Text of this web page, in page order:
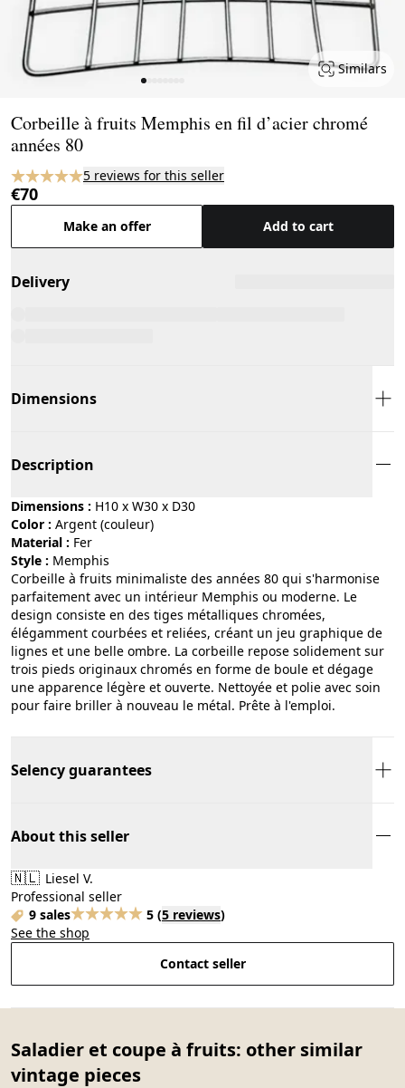
Similars
Corbeille à fruits Memphis en fil d’acier chromé
années 80
5 reviews for this seller
€70
Make an offer Add to cart
Delivery
Dimensions
Description
Dimensions : H10 x W30 x D30
Color :
argent (couleur)
Material :
fer
Style :
memphis
Corbeille à fruits minimaliste des années 80 qui s'harmonise
parfaitement avec un intérieur Memphis ou moderne. Le
design consiste en des tiges métalliques chromées,
élégamment courbées et reliées, créant un jeu graphique de
lignes et une belle ombre. La corbeille repose solidement sur
trois pieds originaux chromés en forme de boule et dégage
une apparence légère et ouverte. Nettoyée et polie avec soin
pour faire briller à nouveau le métal. Prête à l'emploi.
Selency guarantees
About this seller
🇳🇱 Liesel V.
Professional seller
9 sales
5 (5 reviews)
See the shop
Contact seller
Saladier et coupe à fruits: other similar
vintage pieces